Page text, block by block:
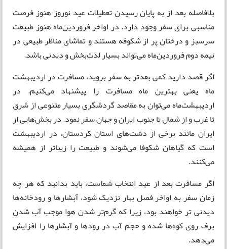
بلافاصله بعد از به پایان رسیدن تعطیلات عید نوروز هنوز فرصت
مناسبی برای سفر وجود دارد. در اواخر فروردین‌ماه هنوز طبیعت
سرسبز و درختان پر از شکوفه هستند و تماشای مناظر طبیعی در
نیمه دوم فروردین‌ماه می‌تواند بسیار لذت‌بخش و دیدنی باشد.
اگر قصد دارید کمی بعدتر به سفر بروید، مسافرت در اردیبهشت
ماه یعنی بهترین ماه مسافرت را پیشنهاد می‌کنیم. در
اردیبهشت‌ماه می‌توان به مقاصد گردشگری بسیار متنوعی از شرق
تا غرب و از شمال تا جنوب ایران و جهان سفر نمود. در بخش‌هایی از
ایران مانند برخی از دشت‌های استان کردستان، در اردیبهشت
است که گیاهان شکوفا می‌شوند و طبیعت را زیباتر از همیشه
می‌کنند.
اگر مسافرت بعد از عید انتخاب شماست، باید بدانید که هر چه
زمان سفر به اواخر فصل بهار نزدیک شود، آبشارها و رودخانه‌ها
دیدنی تر خواهند بود، زیرا که گرم‌تر شدن هوا موجب آب شدن
برف روی کوه‌ها شده و حجم آب در رودها و آبشارها را افزایش
می‌دهد.